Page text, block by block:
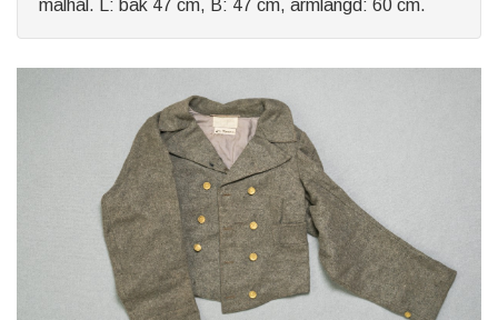
malhål. L: bak 47 cm, B: 47 cm, ärmlängd: 60 cm.